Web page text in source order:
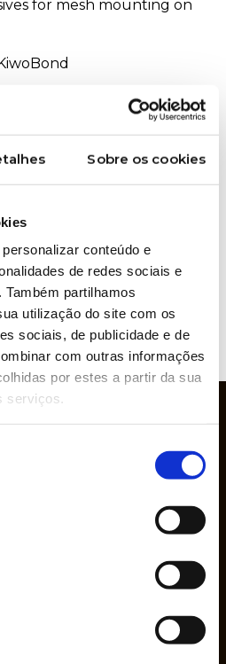
Sobre os cookies
conteúdo e
de redes sociais e
partilhamos
utilização do site com os
sociais, de publicidade e de
com outras informações
por estes a partir da sua
serviços.
for mesh mounting on
Lacerda & Cª., S.A. was
Ruy de Lacerda, in his